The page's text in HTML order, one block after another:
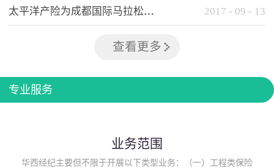
太平洋产险为成都国际马拉松提供全方位保险保障 2017 - 09 - 13
查看更多
专业服务
业务范围
华西经纪主要但不限于开展以下类型业务：（一）工程类保险